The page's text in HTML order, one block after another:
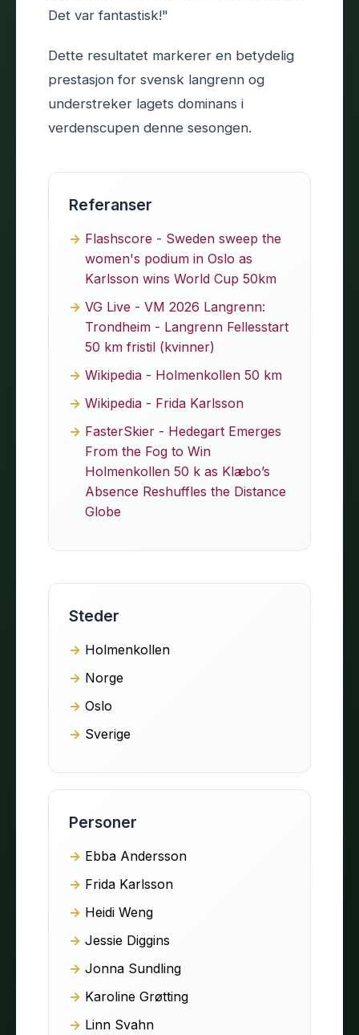
Det var fantastisk!"
Dette resultatet markerer en betydelig
prestasjon for svensk langrenn og
understreker lagets dominans i
verdenscupen denne sesongen.
Referanser
Flashscore - Sweden sweep the
women's podium in Oslo as
Karlsson wins World Cup 50km
VG Live - VM 2026 Langrenn:
Trondheim - Langrenn Fellesstart
50 km fristil (kvinner)
Wikipedia - Holmenkollen 50 km
Wikipedia - Frida Karlsson
FasterSkier - Hedegart Emerges
From the Fog to Win
Holmenkollen 50 k as Klæbo’s
Absence Reshuffles the Distance
Globe
Steder
Holmenkollen
Norge
Oslo
Sverige
Personer
Ebba Andersson
Frida Karlsson
Heidi Weng
Jessie Diggins
Jonna Sundling
Karoline Grøtting
Linn Svahn